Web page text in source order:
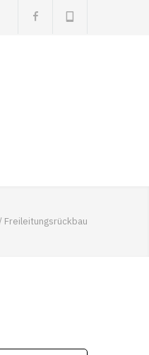
/ Freileitungsrückbau